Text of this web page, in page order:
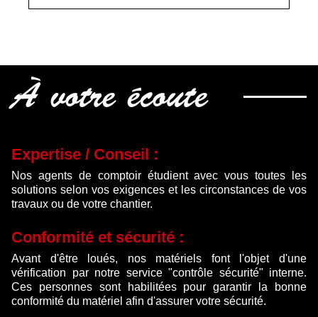
À votre écoute
Expertise / Conseil :
Nos agents de comptoir étudient avec vous toutes les
solutions selon vos exigences et les circonstances de vos
travaux ou de votre chantier.
Conformité et sécurité :
Avant d'être loués, nos matériels font l'objet d'une
vérification par notre service "contrôle sécurité" interne.
Ces personnes sont habilitées pour garantir la bonne
conformité du matériel afin d'assurer votre sécurité.